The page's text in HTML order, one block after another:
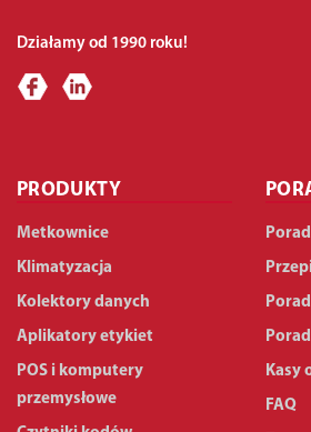
Działamy od 1990 roku!
PRODUKTY
Metkownice
Klimatyzacja
Kolektory danych
Aplikatory etykiet
POS i komputery
przemysłowe
Kasy
FAQ